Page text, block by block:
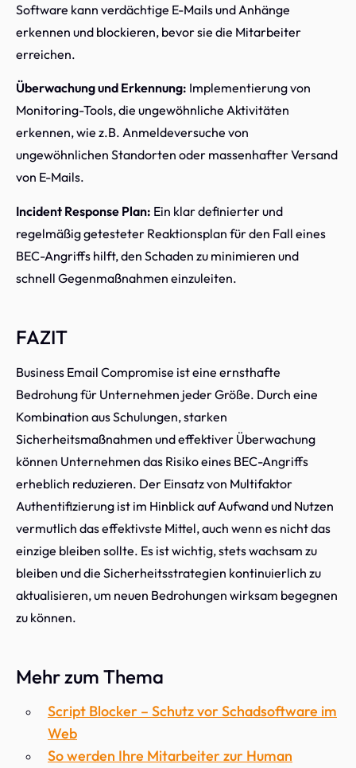
Software kann verdächtige E-Mails und Anhänge
erkennen und blockieren, bevor sie die Mitarbeiter
erreichen.
Überwachung und Erkennung: Implementierung von
Monitoring-Tools, die ungewöhnliche Aktivitäten
erkennen, wie z.B. Anmeldeversuche von
ungewöhnlichen Standorten oder massenhafter Versand
von E-Mails.
Incident Response Plan: Ein klar definierter und
regelmäßig getesteter Reaktionsplan für den Fall eines
BEC-Angriffs hilft, den Schaden zu minimieren und
schnell Gegenmaßnahmen einzuleiten.
FAZIT
Business Email Compromise ist eine ernsthafte
Bedrohung für Unternehmen jeder Größe. Durch eine
Kombination aus Schulungen, starken
Sicherheitsmaßnahmen und effektiver Überwachung
können Unternehmen das Risiko eines BEC-Angriffs
erheblich reduzieren. Der Einsatz von Multifaktor
Authentifizierung ist im Hinblick auf Aufwand und Nutzen
vermutlich das effektivste Mittel, auch wenn es nicht das
einzige bleiben sollte. Es ist wichtig, stets wachsam zu
bleiben und die Sicherheitsstrategien kontinuierlich zu
aktualisieren, um neuen Bedrohungen wirksam begegnen
zu können.
Mehr zum Thema
Script Blocker – Schutz vor Schadsoftware im
Web
So werden Ihre Mitarbeiter zur Human